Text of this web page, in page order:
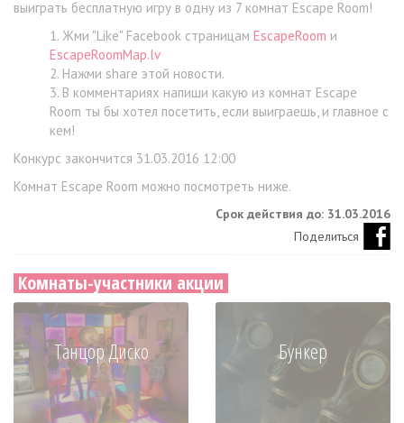
выиграть бесплатную игру в одну из 7 комнат Escape Room!
Жми "Like" Facebook страницам EscapeRoom и
EscapeRoomMap.lv
Нажми share этой новости.
В комментариях напиши какую из комнат Escape
Room ты бы хотел посетить, если выиграешь, и главное с
кем!
Конкурс закончится 31.03.2016 12:00
Комнат Escape Room можно посмотреть ниже.
Срок действия до: 31.03.2016
Поделиться
Комнаты-участники акции
Танцор Диско Бункер